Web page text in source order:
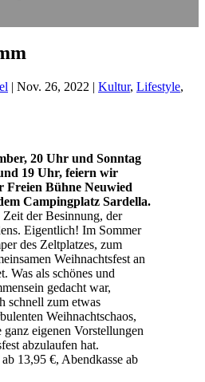
| Nov. 26, 2022 | Kultur, Lifestyle,
20 Uhr und Sonntag
19 Uhr, feiern wir
Freien Bühne Neuwied
Campingplatz Sardella.
der Besinnung, der
Eigentlich! Im Sommer
des Zeltplatzes, zum
Weihnachtsfest an
Was als schönes und
gedacht war,
schnell zum etwas
Weihnachtschaos,
ganz eigenen Vorstellungen
abzulaufen hat.
13,95 €, Abendkasse ab